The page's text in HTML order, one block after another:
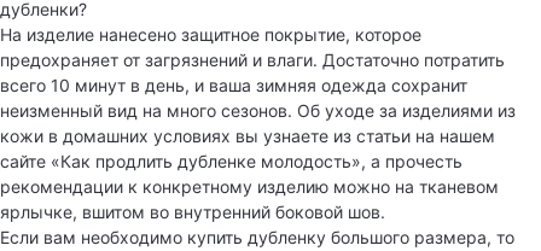
дубленки?
На изделие нанесено защитное покрытие, которое
предохраняет от загрязнений и влаги. Достаточно потратить
всего 10 минут в день, и ваша зимняя одежда сохранит
неизменный вид на много сезонов. Об уходе за изделиями из
кожи в домашних условиях вы узнаете из статьи на нашем
сайте «Как продлить дубленке молодость», а прочесть
рекомендации к конкретному изделию можно на тканевом
ярлычке, вшитом во внутренний боковой шов.
Если вам необходимо купить дубленку большого размера, то